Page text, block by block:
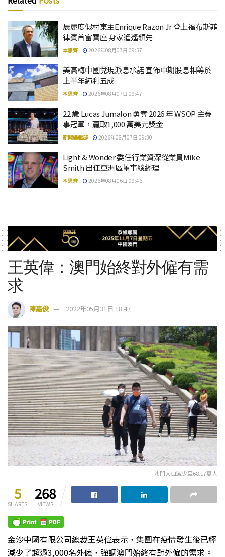
晨麗度假村東主Enrique Razon Jr 登上福布斯菲
律賓首富寶座 身家遙遙領先
本思齊 2026年08月07日 09:57
美高梅中國兌現派息承諾 宣佈中期股息相等於
上半年純利五成
本思齊 2026年08月07日 09:47
22 歲 Lucas Jumalon 勇奪 2026 年 WSOP 主賽
事冠軍，贏取1,000 萬美元獎金
新聞編輯部 2026年08月07日 09:30
Light & Wonder 委任行業資深從業員Mike
Smith 出任亞洲區董事總經理
本思齊 2026年08月06日 09:46
王英偉：澳門始終對外僱有需
求
陳嘉俊 2022年05月31日 18:47
澳門人口減少至68.17萬人
5
SHARES
268
VIEWS
金沙中國有限公司總裁王英偉表示，集團在疫情發生後已經
減少了超過3,000名外僱，強調澳門始終有對外僱的需求。